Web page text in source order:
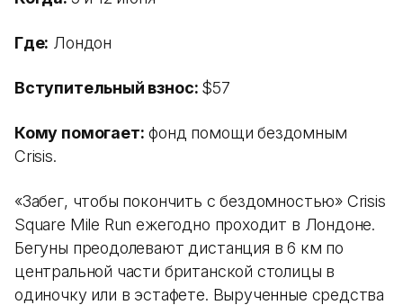
Где: Лондон
Вступительный взнос: $57
Кому помогает: фонд помощи бездомным
Crisis.
«Забег, чтобы покончить с бездомностью» Crisis
Square Mile Run ежегодно проходит в Лондоне.
Бегуны преодолевают дистанция в 6 км по
центральной части британской столицы в
одиночку или в эстафете. Вырученные средства